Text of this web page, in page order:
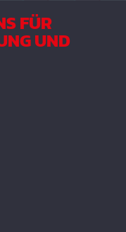
FÜR
UND